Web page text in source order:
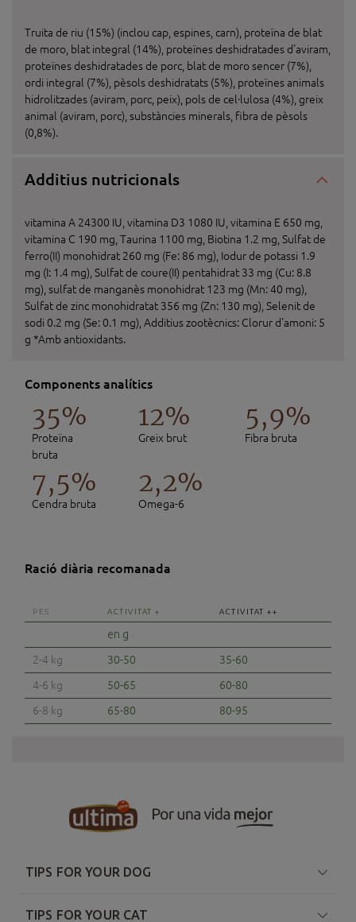
Truita de riu (15%) (inclou cap, espines, carn), proteïna de blat
de moro, blat integral (14%), proteïnes deshidratades d'aviram,
proteïnes deshidratades de porc, blat de moro sencer (7%),
ordi integral (7%), pèsols deshidratats (5%), proteïnes animals
hidrolitzades (aviram, porc, peix), pols de cel·lulosa (4%), greix
animal (aviram, porc), substàncies minerals, fibra de pèsols
(0,8%).
Additius nutricionals
vitamina A 24300 IU, vitamina D3 1080 IU, vitamina E 650 mg,
vitamina C 190 mg, Taurina 1100 mg, Biotina 1.2 mg, Sulfat de
ferro(II) monohidrat 260 mg (Fe: 86 mg), Iodur de potassi 1.9
mg (I: 1.4 mg), Sulfat de coure(II) pentahidrat 33 mg (Cu: 8.8
mg), sulfat de manganès monohidrat 123 mg (Mn: 40 mg),
Sulfat de zinc monohidratat 356 mg (Zn: 130 mg), Selenit de
sodi 0.2 mg (Se: 0.1 mg), Additius zootècnics: Clorur d'amoni: 5
g *Amb antioxidants.
Components analítics
35%
Proteïna
bruta
12%
Greix brut
5,9%
Fibra bruta
7,5%
Cendra bruta
2,2%
Omega-6
Ració diària recomanada
PES ACTIVITAT + ACTIVITAT ++
en g
2-4 kg
30-50
35-60
4-6 kg
50-65
60-80
6-8 kg
65-80 80-95
TIPS FOR YOUR DOG
TIPS FOR YOUR CAT